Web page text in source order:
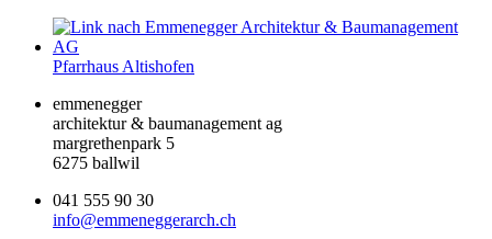
Pfarrhaus Altishofen
emmenegger
architektur & baumanagement ag
margrethenpark 5
6275 ballwil
041 555 90 30
info@emmeneggerarch.ch